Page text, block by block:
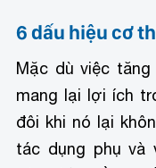
6 dấu hiệu cơ
Mặc dù việc
mang lại lợi ích
đôi khi nó lại
tác dụng phụ và